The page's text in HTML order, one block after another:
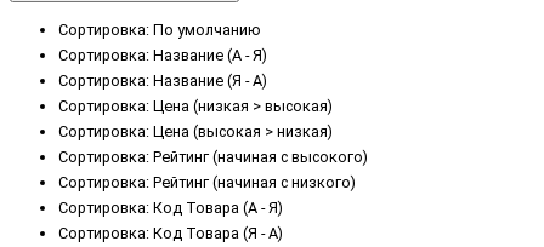
Сортировка: По умолчанию
Сортировка: Название (А - Я)
Сортировка: Название (Я - А)
Сортировка: Цена (низкая > высокая)
Сортировка: Цена (высокая > низкая)
Сортировка: Рейтинг (начиная с высокого)
Сортировка: Рейтинг (начиная с низкого)
Сортировка: Код Товара (А - Я)
Сортировка: Код Товара (Я - А)